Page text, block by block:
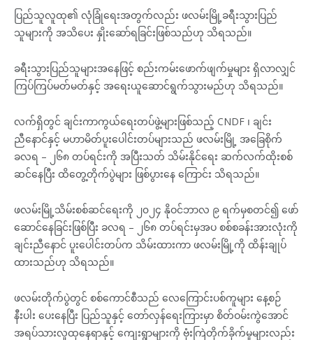
ပြည်သူလူထု၏ လုံခြုံရေးအတွက်လည်း ဖလမ်းမြို့ခရီးသွားပြည်
သူများကို အသိပေး နှိုးဆော်ရခြင်းဖြစ်သည်ဟု သိရသည်။
ခရီးသွားပြည်သူများအနေဖြင့် စည်းကမ်းဖောက်ဖျက်မှုများ ရှိလာလျှင်
ကြပ်ကြပ်မတ်မတ်နှင့် အရေးယူဆောင်ရွက်သွားမည်ဟု သိရသည်။
လက်ရှိတွင် ချင်းကာကွယ်ရေးတပ်ဖွဲ့များဖြစ်သည့် CNDF ၊ ချင်း
ညီနောင်နှင့် မဟာမိတ်ပူးပေါင်းတပ်များသည် ဖလမ်းမြို့ အခြေစိုက်
ခလရ – ၂၆၈ တပ်ရင်းကို အပြီးသတ် သိမ်းနိုင်ရေး ဆက်လက်ထိုးစစ်
ဆင်နေပြီး ထိတွေ့တိုက်ပွဲများ ဖြစ်ပွားနေ ကြောင်း သိရသည်။
ဖလမ်းမြို့သိမ်းစစ်ဆင်ရေးကို ၂၀၂၄ နိုဝင်ဘာလ ၉ ရက်မှစတင်၍ ဖော်
ဆောင်နေခြင်းဖြစ်ပြီး ခလရ – ၂၆၈ တပ်ရင်းမှအပ စစ်စခန်းအားလုံးကို
ချင်းညီနောင် ပူးပေါင်းတပ်က သိမ်းထားကာ ဖလမ်းမြို့ကို ထိန်းချုပ်
ထားသည်ဟု သိရသည်။
ဖလမ်းတိုက်ပွဲတွင် စစ်ကောင်စီသည် လေကြောင်းပစ်ကူများ နေ့စဉ်
နီးပါး ပေးနေပြီး ပြည်သူနှင့် တော်လှန်ရေးကြားမှာ စိတ်ဝမ်းကွဲအောင်
အရပ်သားလူထုနေရာနှင့် ကျေးရွာများကို ဗုံးကြဲတိုက်ခိုက်မှုများလည်း